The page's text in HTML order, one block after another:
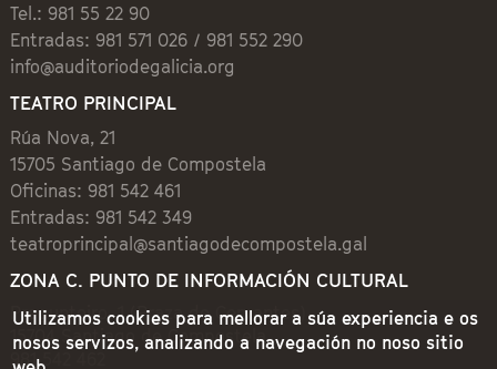
Tel.: 981 55 22 90
Entradas: 981 571 026 / 981 552 290
info@auditoriodegalicia.org
TEATRO PRINCIPAL
Rúa Nova, 21
15705 Santiago de Compostela
Oficinas: 981 542 461
Entradas: 981 542 349
teatroprincipal@santiagodecompostela.gal
ZONA C. PUNTO DE INFORMACIÓN CULTURAL
Preguntoiro, 1 (Praza de Cervantes)
15704 Santiago de Compostela
981 542 462
Utilizamos cookies para mellorar a súa experiencia e os
nosos servizos, analizando a navegación no noso sitio